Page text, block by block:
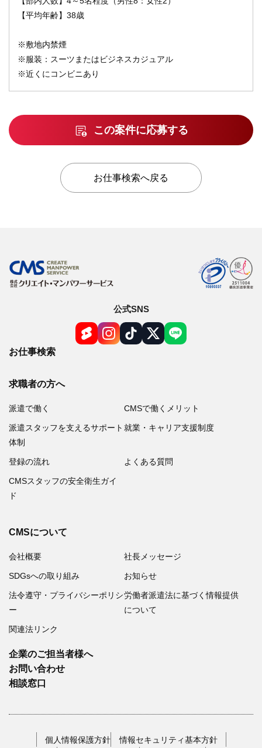
【平均年齢】38歳
※敷地内禁煙
※服装：スーツまたはビジネスカジュアル
※近くにコンビニあり
この案件に応募する
お仕事検索へ戻る
公式SNS
お仕事検索
求職者の方へ
派遣で働く CMSで働くメリット
派遣スタッフを支えるサポート
体制
就業・キャリア支援制度
登録の流れ よくある質問
CMSスタッフの安全衛生ガイ
ド
CMSについて
会社概要 社長メッセージ
SDGsへの取り組み お知らせ
法令遵守・プライバシーポリシ
ー
労働者派遣法に基づく情報提供
について
関連法リンク
企業のご担当者様へ
お問い合わせ
相談窓口
個人情報保護方針 情報セキュリティ基本方針